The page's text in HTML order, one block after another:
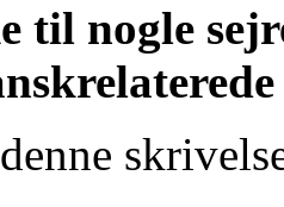
til nogle